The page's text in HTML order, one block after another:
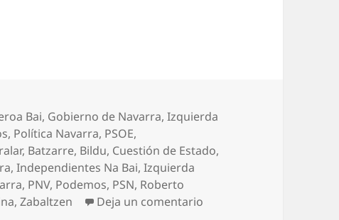
Bai, Gobierno de Navarra,Izquierda
, Política Navarra, PSOE,
, Batzarre, Bildu, Cuestión de Estado,
,Independientes Na Bai,Izquierda
, PNV, Podemos, PSN, Roberto
,Zabaltzen Deja un comentario